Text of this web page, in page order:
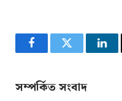
FacebookTwitter
সম্পর্কিত সংবাদ